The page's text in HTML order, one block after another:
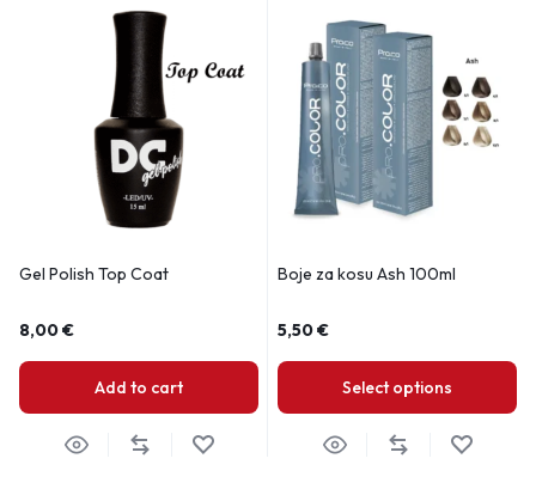
Gel Polish Top Coat
8,00€
Add to cart
Boje za kosu Ash 100ml
5,50€
Select options